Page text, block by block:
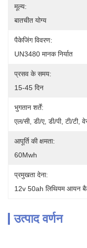
मूल्य:
बातचीत योग्य
पैकेजिंग विवरण:
UN3480 मानक निर्यात
प्रसव के समय:
15-45 दिन
भुगतान शर्तें:
एल/सी, डी/ए, डी/पी, टी/टी,
आपूर्ति की क्षमता:
60Mwh
प्रमुखता देना:
12v 50ah लिथियम आयन
उत्पाद वर्णन